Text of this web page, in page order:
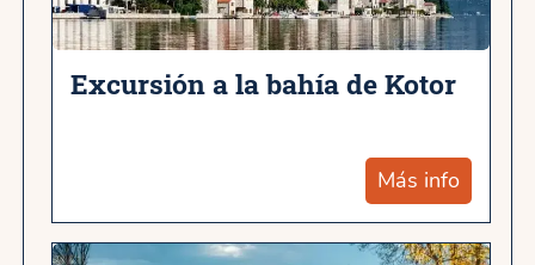
Excursión a la bahía de Kotor
Más info